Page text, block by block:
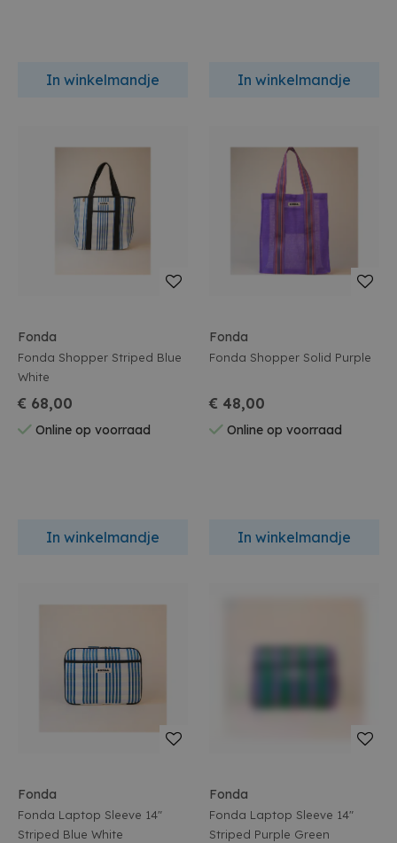
In winkelmandje In winkelmandje
Fonda
Fonda Shopper Striped Blue
White
€ 68,00
Online op voorraad
In winkelmandje
Fonda
Fonda Shopper Solid Purple
€ 48,00
Online op voorraad
In winkelmandje
Fonda
Fonda Laptop Sleeve 14"
Striped Blue White
Fonda
Fonda Laptop Sleeve 14"
Striped Purple Green